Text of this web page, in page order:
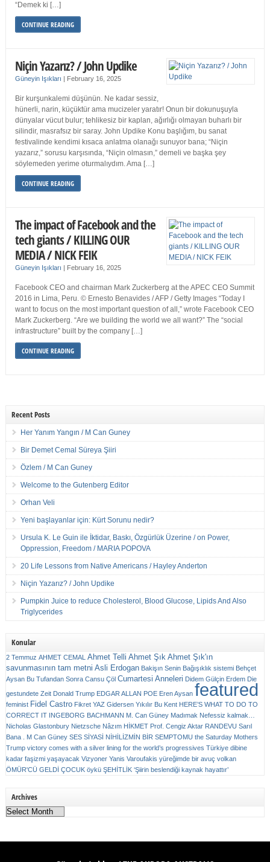
“Demek ki […]
CONTINUE READING
Niçin Yazarız? / John Updike
Güneyin Işıkları | February 16, 2025
Bir kurşunkalemi düşünün. Ne kadar sessiz,
hünerli, narin, küçüktür ama mucizeler yaratır! Onun bir dokunuşuyla
dünyalar vücut bulur; tehlikesiz bir kaplan, ağırlığı olmayan buharlı bir
silindir, masrafsız bir saray. John Updike Konu başlığım, bu sanat
festivalinde kendimi kısaca anlatma olanağı sunuyor bana; “Niçin
yazarız,” sorusu karşısında, “Niçin olmasın,” demeli ve başka şey
söylemeden yerime oturmalıydım. Ama […]
CONTINUE READING
The impact of Facebook and the
tech giants / KILLING OUR
MEDIA / NICK FEIK
Güneyin Işıkları | February 16, 2025
Facebook CEO and chairman Mark Zuckerberg at the APEC CEO Summit
2016 in Lima, Peru. © Ernesto Benavides / AFP / Getty Images “Today I
want to focus on the most important question of all,” wrote Facebook CEO
Mark Zuckerberg. “Are we building the world we all want?” The “social
infrastructure” built by the company […]
CONTINUE READING
Recent Posts
Her Yanım Yangın / M Can Guney
Bir Demet Cemal Süreya Şiiri
Özlem / M Can Guney
Welcome to the Gutenberg Editor
Orhan Veli
Yeni başlayanlar için: Kürt Sorunu nedir?
Ursula K. Le Guin ile İktidar, Baskı, Özgürlük Üzerine / on Power,
Oppression, Freedom / MARIA POPOVA
20 Life Lessons from Native Americans / Hayley Anderton
Niçin Yazarız? / John Updike
Pumpkin Juice to reduce Cholesterol, Blood Glucose, Lipids And Also
Triglycerides
Konular
2 Temmuz AHMET CEMAL Ahmet Telli Ahmet Şık Ahmet Şık'ın
savunmasının tam metni Asli Erdogan Bakişın Senin Bağışıklık sistemi Behçet
Aysan Bu Tufandan Sonra Cansu Çöl Cumartesi Anneleri Didem Gülçin Erdem Die
gestundete Zeit Donald Trump EDGAR ALLAN POE Eren Aysan featured
feminist Fidel Castro Fikret YAZ Gidersen Yıkılır Bu Kent HERE’S WHAT TO DO TO
CORRECT IT INGEBORG BACHMANN M. Can Güney Madımak Nefessiz kalmak…
Nicholas Glastonbury Nietzsche Nâzım HİKMET Prof. Cengiz Aktar RANDEVU Sarıl
Bana . M Can Güney SES SİYASİ NİHİLİZMİN BİR SEMPTOMU the Saturday Mothers
Trump victory comes with a silver lining for the world’s progressives Türkiye dibine
kadar faşizmi yaşayacak Vizyoner Yanis Varoufakis yüreğimde bir avuç volkan
ÖMÜR'CÜ GELDİ ÇOCUK öykü ŞEHİTLİK ‘Şiirin beslendiği kaynak hayattır’
Archives
Archives